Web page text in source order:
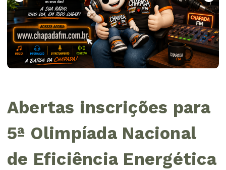
Abertas inscrições para
5ª Olimpíada Nacional
de Eficiência Energética